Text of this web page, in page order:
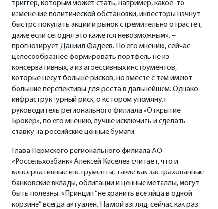
триггер, которым может стать, например, какое-то
изменение политической обстановки, инвесторы начнут
быстро покупать акции и рынок стремительно отрастет,
даже если сегодня это кажется невозможным», –
прогнозирует Даниил Фадеев. По его мнению, сейчас
целесообразнее формировать портфель не из
консервативных, а из агрессивных инструментов,
которые несут больше рисков, но вместе с тем имеют
большие перспективы для роста в дальнейшем. Однако
инфраструктурный риск, о котором упомянул
руководитель регионального филиала «Открытие
Брокер», по его мнению, лучше исключить и сделать
ставку на российские ценные бумаги.
Глава Пермского регионального филиала АО
«Россельхозбанк» Алексей Киселев считает, что и
консервативные инструменты, такие как застрахованные
банковские вклады, облигации и ценные металлы, могут
быть полезны. «Принцип “не хранить все яйца в одной
корзине” всегда актуален. На мой взгляд, сейчас как раз